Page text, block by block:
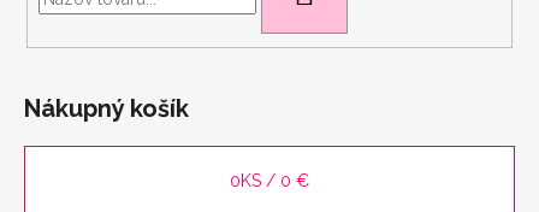
Nákupný košík
0KS / 0 €